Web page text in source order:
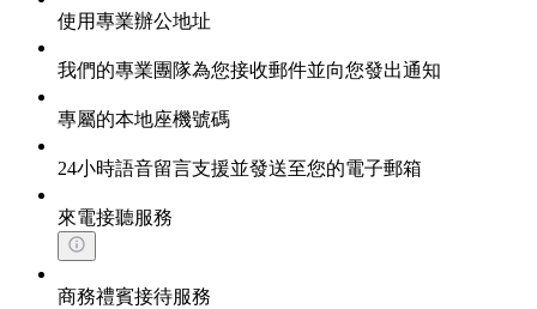
使用專業辦公地址
我們的專業團隊為您接收郵件並向您發出通知
專屬的本地座機號碼
24小時語音留言支援並發送至您的電子郵箱
來電接聽服務
商務禮賓接待服務